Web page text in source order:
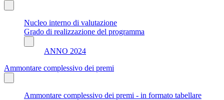
Nucleo interno di valutazione
Grado di realizzazione del programma
ANNO 2024
Ammontare complessivo dei premi
Ammontare complessivo dei premi - in formato tabellare